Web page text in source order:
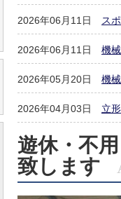
2026年06月11日 ス
2026年06月11日 機
2026年05月20日 機
2026年04月03日 立
遊休・不
致します